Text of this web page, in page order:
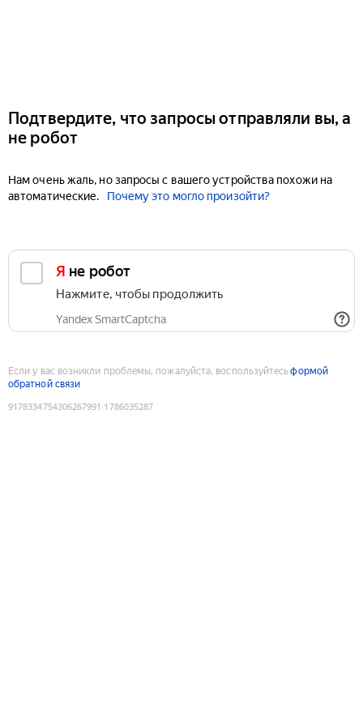
Подтвердите, что запросы отправляли вы, а
не робот
Нам очень жаль, но запросы с вашего устройства похожи на
автоматические.
Почему это могло произойти?
Я не робот
Нажмите, чтобы продолжить
Yandex SmartCaptcha
Если у вас возникли проблемы, пожалуйста, воспользуйтесьформой
обратной связи
9178334754306267991 :1786035287